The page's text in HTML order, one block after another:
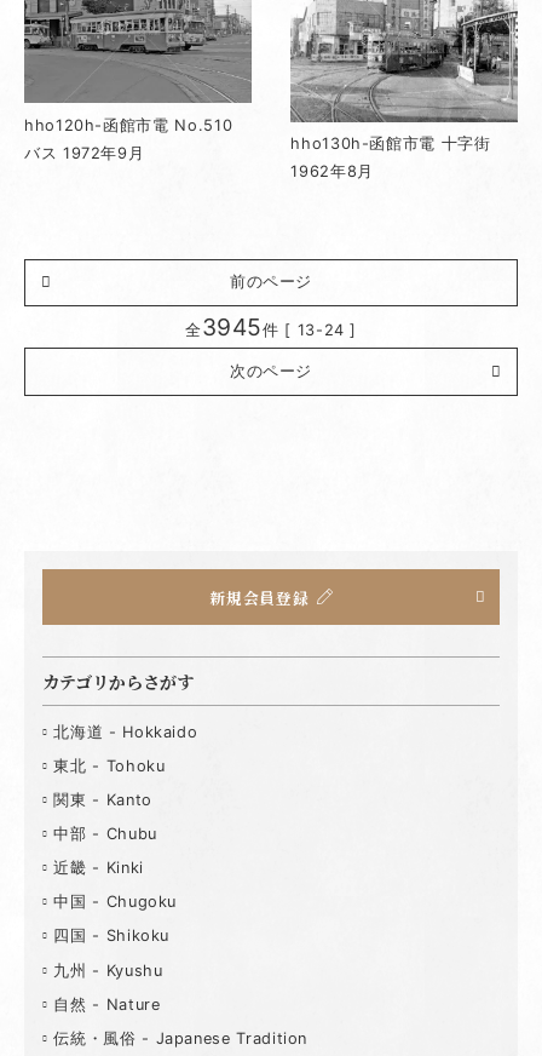
hho120h-函館市電 No.510
バス 1972年9月
hho130h-函館市電 十字街
1962年8月
前のページ
全3945件 [ 13-24 ]
次のページ
新規会員登録
カテゴリからさがす
北海道 - Hokkaido
東北 - Tohoku
関東 - Kanto
中部 - Chubu
近畿 - Kinki
中国 - Chugoku
四国 - Shikoku
九州 - Kyushu
自然 - Nature
伝統・風俗 - Japanese Tradition